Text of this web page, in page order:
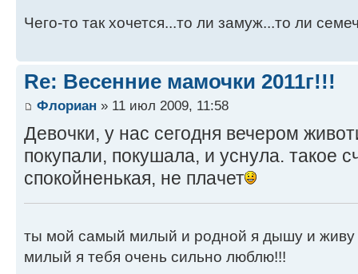
Чего-то так хочется...то ли замуж...то ли
Re: Весенние мамочки 2011г!!!
Флориан » 11 июл 2009, 11:58
Девочки, у нас сегодня вечером
покупали, покушала, и уснула. такое
спокойненькая, не плачет
ты мой самый милый и родной я дышу и живу
милый я тебя очень сильно люблю!!!